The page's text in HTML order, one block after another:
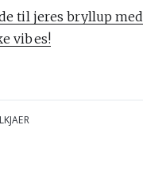
til jeres bryllup med
vibes!